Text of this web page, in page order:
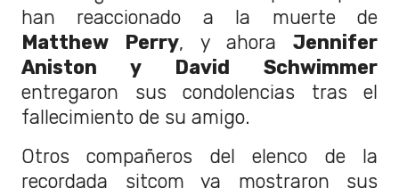
han reaccionado a la muerte de
Matthew Perry, y ahora Jennifer
Aniston y David Schwimmer
entregaron sus condolencias tras el
fallecimiento de su amigo.
Otros compañeros del elenco de la
recordada sitcom ya mostraron sus